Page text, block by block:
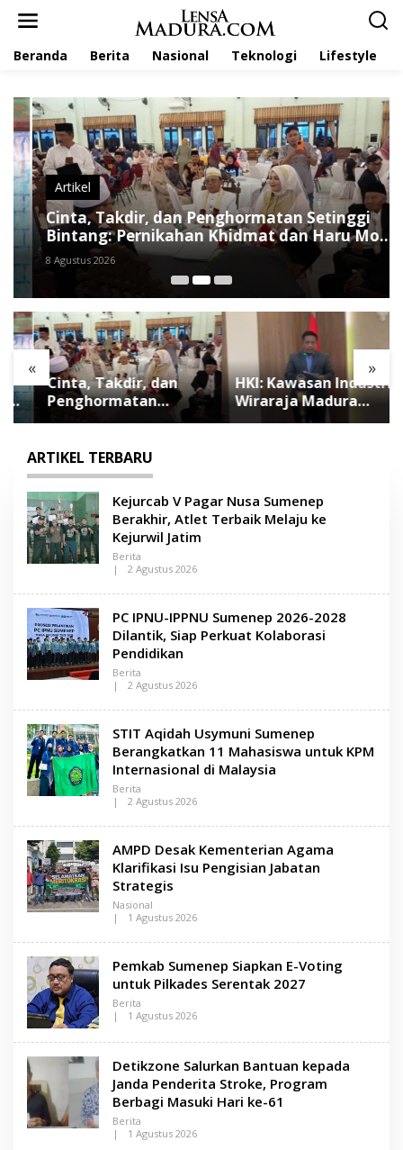
Beranda Berita Nasional Teknologi Lifestyle
Artikel
Cinta, Takdir, dan Penghormatan Setinggi
Bintang: Pernikahan Khidmat dan Haru Moh
Saleh dan Fauziah
8 Agustus 2026
« »
Cinta, Takdir, dan
Penghormatan
Setinggi Bintang:
dan Haru Moh Saleh
dan Fauziah
HKI: Kawasan Industri
Wiraraja Madura
Berpotensi Jadi Motor
ARTIKEL TERBARU
L
e
n
s
a
d
u
r
a
Kejurcab V Pagar Nusa Sumenep
Berakhir, Atlet Terbaik Melaju ke
Kejurwil Jatim
Berita
|
2 Agustus 2026
L
H
L
E
N
S
A
M
A
U
R
A
PC IPNU-IPPNU Sumenep 2026-2028
Dilantik, Siap Perkuat Kolaborasi
Pendidikan
Berita
|
2 Agustus 2026
L
H
L
E
N
S
A
M
A
U
R
A
STIT Aqidah Usymuni Sumenep
Berangkatkan 11 Mahasiswa untuk KPM
Internasional di Malaysia
Berita
|
2 Agustus 2026
L
H
L
E
N
S
A
M
A
U
A
AMPD Desak Kementerian Agama
Klarifikasi Isu Pengisian Jabatan
Strategis
Nasional
|
1 Agustus 2026
L
H
L
E
N
M
D
U
R
A
Pemkab Sumenep Siapkan E-Voting
untuk Pilkades Serentak 2027
Berita
|
1 Agustus 2026
L
H
L
E
N
S
A
M
Detikzone Salurkan Bantuan kepada
Janda Penderita Stroke, Program
Berbagi Masuki Hari ke-61
Berita
|
1 Agustus 2026